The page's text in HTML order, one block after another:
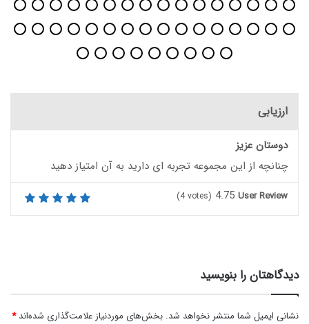
ارزیابی
دوستان عزیز
چنانچه از این مجموعه تجربه ای دارید به آن امتیاز دهید
User Review
4.75
(4 votes)
دیدگاهتان را بنویسید
نشانی ایمیل شما منتشر نخواهد شد. بخش‌های موردنیاز علامت‌گذاری شده‌اند*